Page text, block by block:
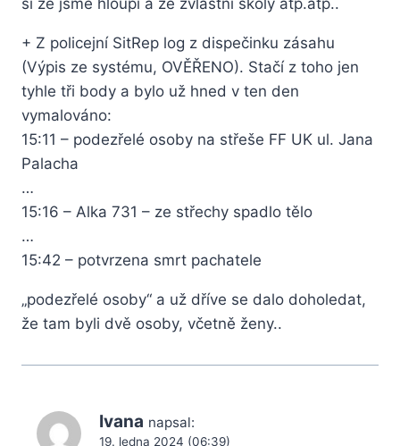
si že jsme hloupí a ze zvláštní školy atp.atp..
+ Z policejní SitRep log z dispečinku zásahu
(Výpis ze systému, OVĚŘENO). Stačí z toho jen
tyhle tři body a bylo už hned v ten den
vymalováno:
15:11 – podezřelé osoby na střeše FF UK ul. Jana
Palacha
…
15:16 – Alka 731 – ze střechy spadlo tělo
…
15:42 – potvrzena smrt pachatele
„podezřelé osoby“ a už dříve se dalo doholedat,
že tam byli dvě osoby, včetně ženy..
Ivana napsal:
19. ledna 2024 (06:39)